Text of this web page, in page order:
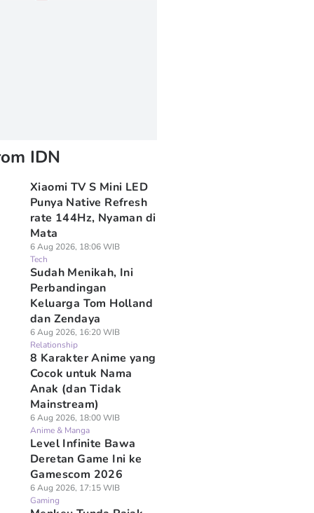
IDN
Xiaomi TV S Mini LED
Punya Native Refresh
rate 144Hz, Nyaman di
Mata
6 Aug 2026, 18:06 WIB
Tech
Sudah Menikah, Ini
Perbandingan
Keluarga Tom Holland
dan Zendaya
6 Aug 2026, 16:20 WIB
Relationship
8 Karakter Anime yang
Cocok untuk Nama
Anak (dan Tidak
Mainstream)
6 Aug 2026, 18:00 WIB
Anime & Manga
Level Infinite Bawa
Deretan Game Ini ke
Gamescom 2026
6 Aug 2026, 17:15 WIB
Gaming